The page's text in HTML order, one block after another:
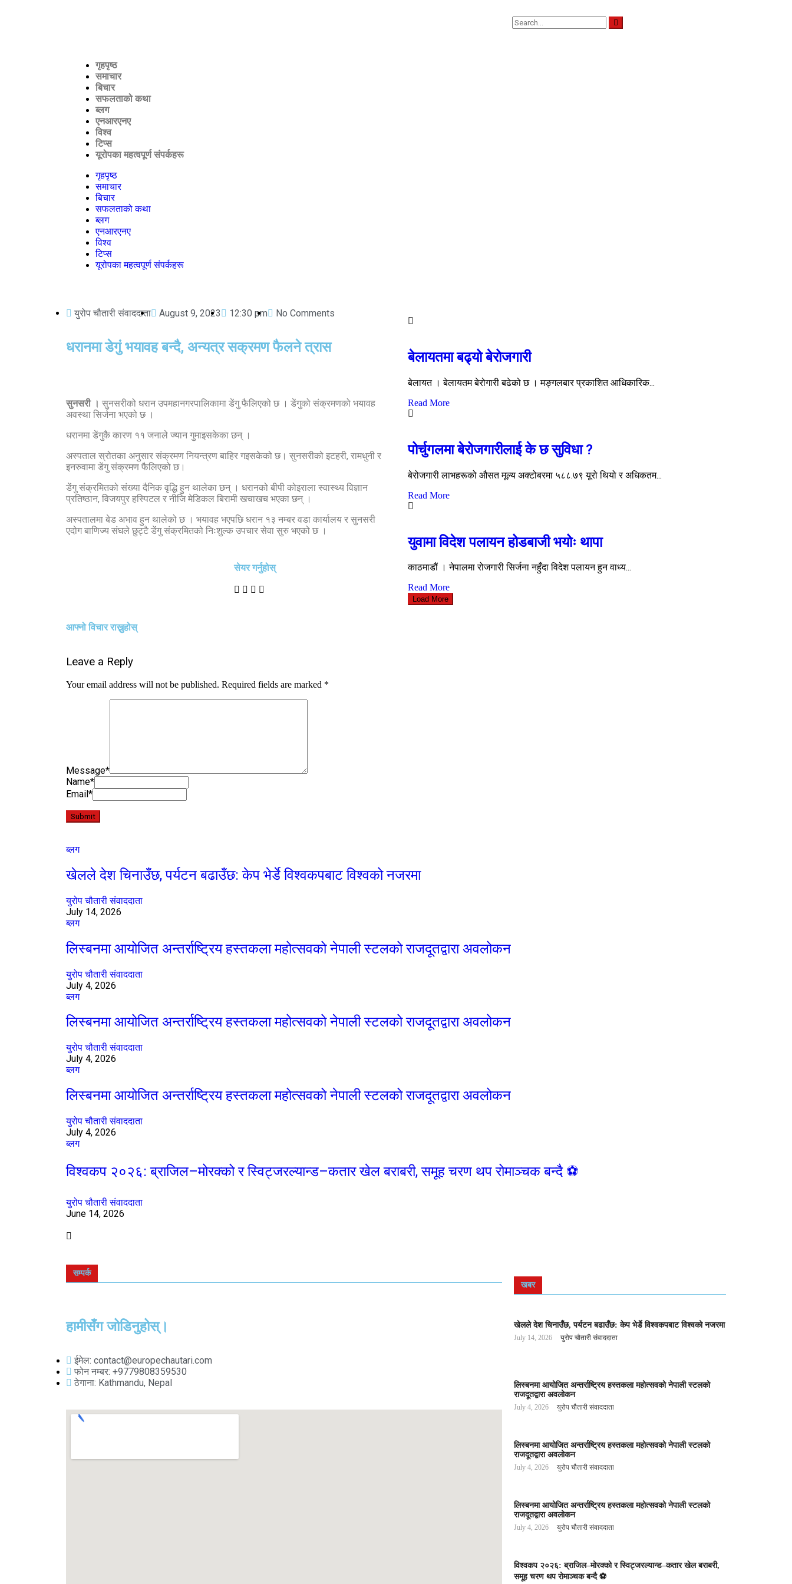
गृहपृष्ठ
समाचार
बिचार
सफलताको कथा
ब्लग
एनआरएनए
विश्व
टिप्स
यूरोपका महत्वपूर्ण संपर्कहरू
गृहपृष्ठ
समाचार
बिचार
सफलताको कथा
ब्लग
एनआरएनए
विश्व
टिप्स
यूरोपका महत्वपूर्ण संपर्कहरू
युरोप चौतारी संवाददाता August 9, 2023 12:30 pm No Comments
धरानमा डेगुं भयावह बन्दै, अन्यत्र सक्रमण फैलने त्रास
सुनसरी । सुनसरीको धरान उपमहानगरपालिकामा डेंगु फैलिएको छ । डेंगुको संक्रमणको भयावह
अवस्था सिर्जना भएको छ ।
धरानमा डेंगुकै कारण ११ जनाले ज्यान गुमाइसकेका छन् ।
अस्पताल स्रोतका अनुसार संक्रमण नियन्त्रण बाहिर गइसकेको छ। सुनसरीको इटहरी, रामधुनी र
इनरुवामा डेंगु संक्रमण फैलिएको छ।
डेंगु संक्रमितको संख्या दैनिक वृद्धि हुन थालेका छन् । धरानको बीपी कोइराला स्वास्थ्य विज्ञान
प्रतिष्ठान, विजयपुर हस्पिटल र नीजि मेडिकल बिरामी खचाखच भएका छन् ।
अस्पतालमा बेड अभाव हुन थालेको छ । भयावह भएपछि धरान १३ नम्बर वडा कार्यालय र सुनसरी
एदोग बाणिज्य संघले छुट्टै डेंगु संक्रमितको निःशुल्क उपचार सेवा सुरु भएको छ ।
सेयर गर्नुहोस्
बेलायतमा बढ्यो बेरोजगारी
बेलायत । बेलायतम बेरोगारी बढेको छ । मङ्गलबार प्रकाशित आधिकारिक...
Read More
पोर्चुगलमा बेरोजगारीलाई के छ सुविधा ?
बेरोजगारी लाभहरूको औसत मूल्य अक्टोबरमा ५८८.७९ यूरो थियो र अधिकतम...
Read More
युवामा विदेश पलायन होडबाजी भयोः थापा
काठमाडौं । नेपालमा रोजगारी सिर्जना नहुँदा विदेश पलायन हुन वाध्य...
Read More
Load More
आफ्नो विचार राख्नुहोस्
Leave a Reply
Your email address will not be published. Required fields are marked *
Message*
Name*
Email*
ब्लग
खेलले देश चिनाउँछ, पर्यटन बढाउँछ: केप भेर्डे विश्वकपबाट विश्वको नजरमा
युरोप चौतारी संवाददाता
July 14, 2026
ब्लग
लिस्बनमा आयोजित अन्तर्राष्ट्रिय हस्तकला महोत्सवको नेपाली स्टलको राजदूतद्वारा अवलोकन
युरोप चौतारी संवाददाता
July 4, 2026
ब्लग
लिस्बनमा आयोजित अन्तर्राष्ट्रिय हस्तकला महोत्सवको नेपाली स्टलको राजदूतद्वारा अवलोकन
युरोप चौतारी संवाददाता
July 4, 2026
ब्लग
लिस्बनमा आयोजित अन्तर्राष्ट्रिय हस्तकला महोत्सवको नेपाली स्टलको राजदूतद्वारा अवलोकन
युरोप चौतारी संवाददाता
July 4, 2026
ब्लग
विश्वकप २०२६: ब्राजिल–मोरक्को र स्विट्जरल्यान्ड–कतार खेल बराबरी, समूह चरण थप रोमाञ्चक बन्दै ⚽️
युरोप चौतारी संवाददाता
June 14, 2026
सम्पर्क
हामीसँग जोडिनुहोस्।
ईमेल: contact@europechautari.com
फोन नम्बर: +9779808359530
ठेगाना: Kathmandu, Nepal
खबर
खेलले देश चिनाउँछ, पर्यटन बढाउँछ: केप भेर्डे विश्वकपबाट विश्वको नजरमा
July 14, 2026 युरोप चौतारी संवाददाता
लिस्बनमा आयोजित अन्तर्राष्ट्रिय हस्तकला महोत्सवको नेपाली स्टलको
राजदूतद्वारा अवलोकन
July 4, 2026 युरोप चौतारी संवाददाता
लिस्बनमा आयोजित अन्तर्राष्ट्रिय हस्तकला महोत्सवको नेपाली स्टलको
राजदूतद्वारा अवलोकन
July 4, 2026 युरोप चौतारी संवाददाता
लिस्बनमा आयोजित अन्तर्राष्ट्रिय हस्तकला महोत्सवको नेपाली स्टलको
राजदूतद्वारा अवलोकन
July 4, 2026 युरोप चौतारी संवाददाता
विश्वकप २०२६: ब्राजिल–मोरक्को र स्विट्जरल्यान्ड–कतार खेल बराबरी,
समूह चरण थप रोमाञ्चक बन्दै ⚽️